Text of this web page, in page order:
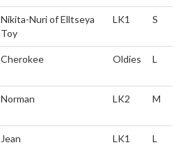
Nikita-Nuri of Elltseya
Toy
LK1 S
Cherokee Oldies L
Norman LK2 M
Jean LK1 L